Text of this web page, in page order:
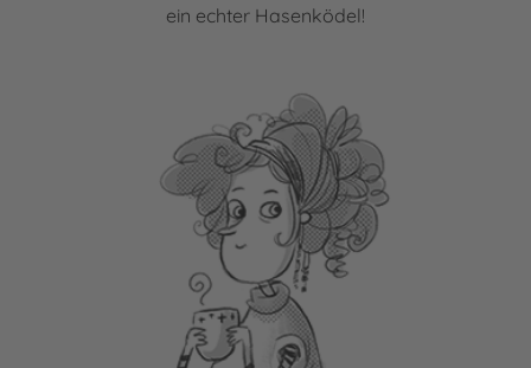
ein echter Hasenködel!